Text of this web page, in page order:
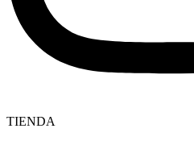
TIENDA